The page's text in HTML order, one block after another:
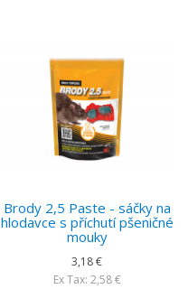
Brody 2,5 Paste - sáčky na
hlodavce s příchutí pšeničné
mouky
3,18 €
Ex Tax: 2,58 €